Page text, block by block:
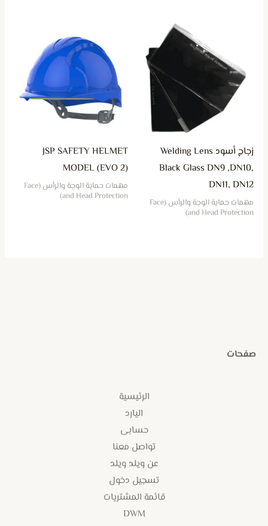
زجاج أسود Welding Lens
Black Glass DN9 ,DN10,
DN11, DN12
مهمات حماية الوجة والرأس (Face
and Head Protection)
JSP SAFETY HELMET
MODEL (EVO 2)
مهمات حماية الوجة والرأس (Face
and Head Protection)
صفحات
الرئيسية
اليارد
حسابى
تواصل معنا
عن ويلد ويلد
تسجيل دخول
قائمة المشتريات
DWM